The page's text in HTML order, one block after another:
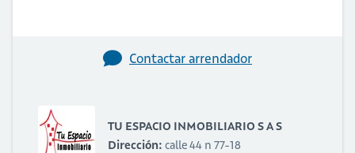
Contactar arrendador
TU ESPACIO INMOBILIARIO S A S
Dirección: calle 44 n 77-18